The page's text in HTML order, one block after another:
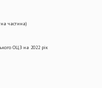
частина)
ОЦЗ на 2022 рік